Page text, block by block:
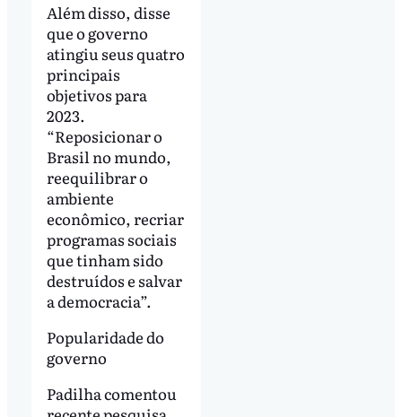
Além disso, disse
que o governo
atingiu seus quatro
principais
objetivos para
2023.
“Reposicionar o
Brasil no mundo,
reequilibrar o
ambiente
econômico, recriar
programas sociais
que tinham sido
destruídos e salvar
a democracia”.
Popularidade do
governo
Padilha comentou